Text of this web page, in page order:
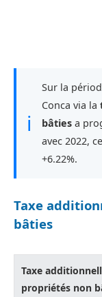
ℹ
Sur la
Conca via la
bâties a
avec 2022,
+6.22%.
Taxe
bâties
Taxe
propriétés non